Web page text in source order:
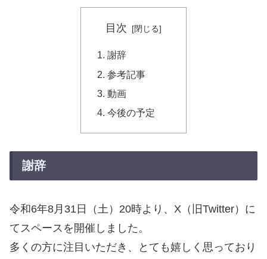
目次
謝辞
参考記事
動画
今後の予定
謝辞
令和6年8月31日（土）20時より、X（旧Twitter）に
てスペースを開催しました。
多くの方に注目いただき、とても嬉しく思っており